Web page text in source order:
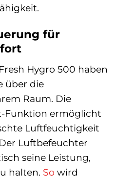
für
Hygro 500 haben
über die
Raum. Die
Funktion ermöglicht
Luftfeuchtigkeit
Luftbefeuchter
seine Leistung,
halten. So wird